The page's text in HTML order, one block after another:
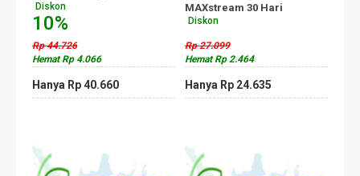
10%
Diskon
Rp 44.726
Hemat Rp 4.066
Hanya Rp 40.660
MAXstream 30 Hari
10%
Diskon
Rp 27.099
Hemat Rp 2.464
Hanya Rp 24.635